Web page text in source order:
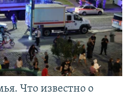
Что известно о